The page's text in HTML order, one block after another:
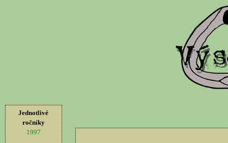
Jednotlivé
ročníky
1997